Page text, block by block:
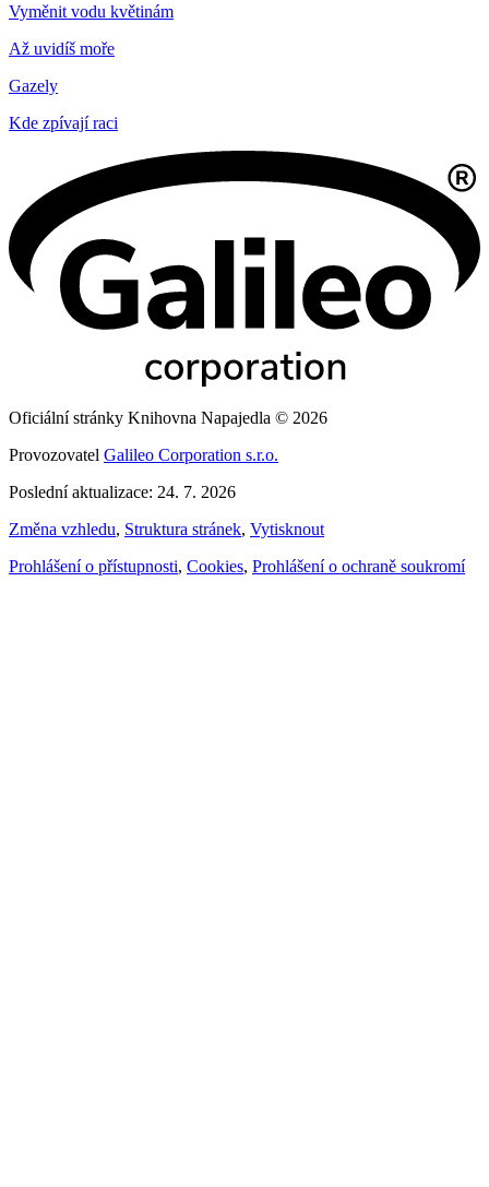
Vyměnit vodu květinám
Až uvidíš moře
Gazely
Kde zpívají raci
Oficiální stránky Knihovna Napajedla © 2026
Provozovatel Galileo Corporation s.r.o.
Poslední aktualizace: 24. 7. 2026
Změna vzhledu, Struktura stránek, Vytisknout
Prohlášení o přístupnosti, Cookies, Prohlášení o ochraně soukromí